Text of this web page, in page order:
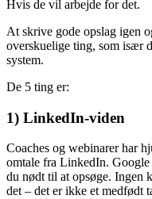
Hvis de vil arbejde for det.
At skrive gode opslag igen
overskuelige ting, som især
system.
De 5 ting er:
1) LinkedIn-viden
Coaches og webinarer har
omtale fra LinkedIn.
du nødt til at opsøge. Ingen
det – det er ikke et medfødt